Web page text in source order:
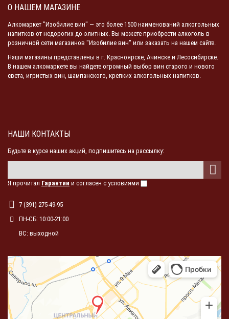
О НАШЕМ МАГАЗИНЕ
Алкомаркет "Изобилие вин" — это более 1500 наименований алкогольных
напитков от недорогих до элитных. Вы можете приобрести алкоголь в
розничной сети магазинов "Изобилие вин" или заказать на нашем сайте.
Наши магазины представлены в г. Красноярске, Ачинске и Лесосибирске.
В нашем алкомаркете вы найдете огромный выбор вин старого и нового
света, игристых вин, шампанского, крепких алкогольных напитков.
НАШИ КОНТАКТЫ
Будьте в курсе наших акций, подпишитесь на рассылку:
Я прочитал Гарантии и согласен с условиями
7 (391) 275-49-95
ПН-СБ: 10:00-21:00
ВС: выходной